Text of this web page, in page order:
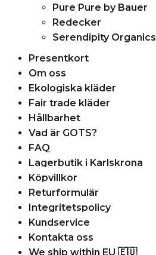
Pure Pure by Bauer
Redecker
Serendipity Organics
Presentkort
Om oss
Ekologiska kläder
Fair trade kläder
Hållbarhet
Vad är GOTS?
FAQ
Lagerbutik i Karlskrona
Köpvillkor
Returformulär
Integritetspolicy
Kundservice
Kontakta oss
We ship within EU 🇪🇺